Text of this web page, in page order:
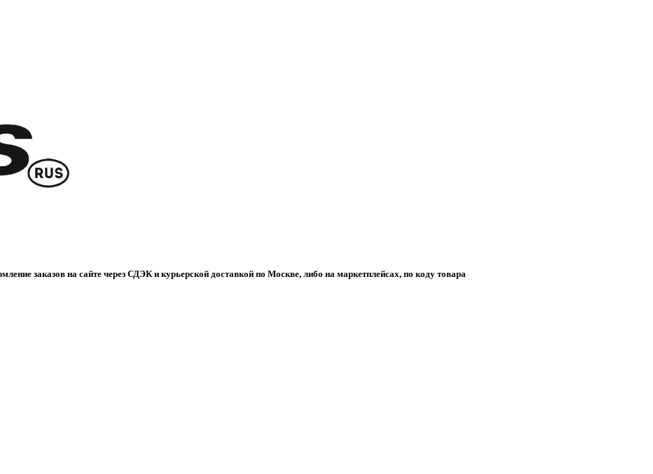
заказов на сайте через СДЭК и курьерской доставкой по Москве, либо на маркетплейсах, по коду товара